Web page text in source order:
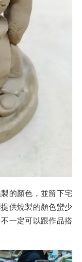
的顏色，並留下宅
供燒製的顏色蠻少
一定可以跟作品搭